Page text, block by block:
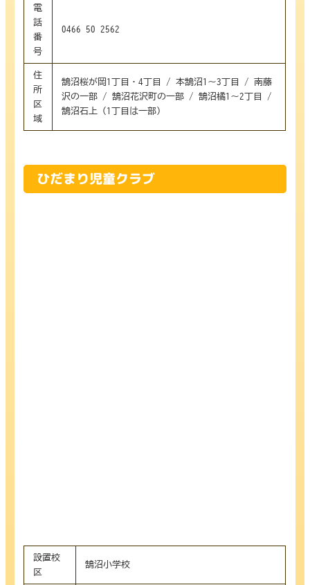
電
話
番
号
0466-50-2562
住
所
区
域
鵠沼桜が岡1丁目・4丁目 / 本鵠沼1～3丁目 / 南藤
沢の一部 / 鵠沼花沢町の一部 / 鵠沼橘1～2丁目 /
鵠沼石上（1丁目は一部）
ひだまり児童クラブ
設置校
区
鵠沼小学校